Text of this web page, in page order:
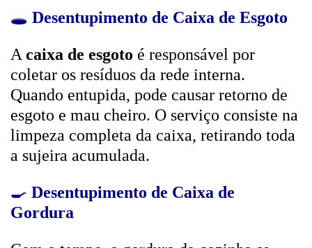
🕳️ Desentupimento de Caixa de Esgoto
A caixa de esgoto é responsável por
coletar os resíduos da rede interna.
Quando entupida, pode causar retorno de
esgoto e mau cheiro. O serviço consiste na
limpeza completa da caixa, retirando toda
a sujeira acumulada.
🍳 Desentupimento de Caixa de
Gordura